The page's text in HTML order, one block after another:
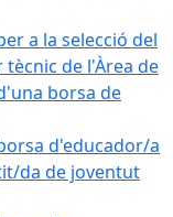
a la selecció del
de l'Àrea de
borsa de
d'educador/a
da de joventut